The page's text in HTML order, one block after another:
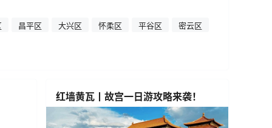
昌平区 大兴区 怀柔区 平谷区 密云区
红墙黄瓦丨故宫一日游攻略来袭！